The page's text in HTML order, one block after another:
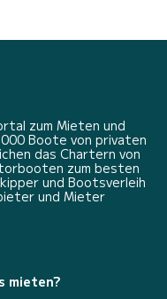
zum Mieten und
Boote von privaten
das Chartern von
zum besten
und Bootsverleih
und Mieter
mieten?